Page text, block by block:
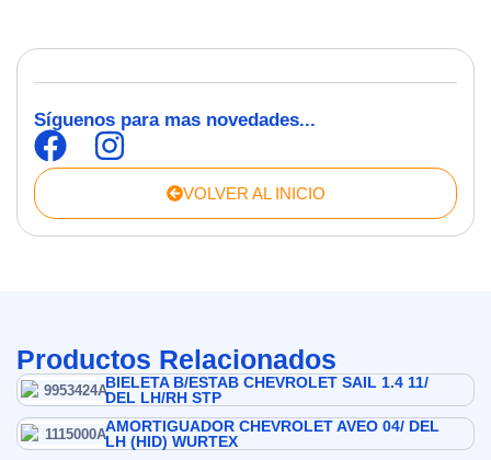
Síguenos para mas novedades...
VOLVER AL INICIO
Productos Relacionados
BIELETA B/ESTAB CHEVROLET SAIL 1.4 11/
DEL LH/RH STP
AMORTIGUADOR CHEVROLET AVEO 04/ DEL
LH (HID) WURTEX